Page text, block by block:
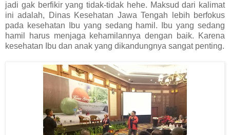
jadi gak berfikir yang tidak-tidak hehe. Maksud dari kalimat
ini adalah, Dinas Kesehatan Jawa Tengah lebih berfokus
pada kesehatan Ibu yang sedang hamil. Ibu yang sedang
hamil harus menjaga kehamilannya dengan baik. Karena
kesehatan Ibu dan anak yang dikandungnya sangat penting.